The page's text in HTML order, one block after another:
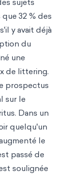
32 % des
y avait déjà
du
une
de littering.
prospectus
sur le
Dans un
quelqu'un
le
passé de
soulignée